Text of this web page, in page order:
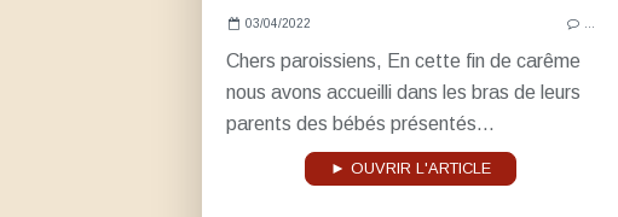
03/04/2022
Chers paroissiens, En cette fin de carême
nous avons accueilli dans les bras de leurs
parents des bébés présentés...
► OUVRIR L'ARTICLE